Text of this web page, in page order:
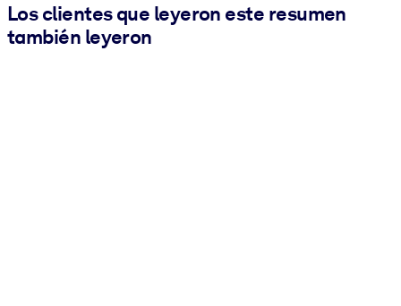
Los clientes que leyeron este resumen
también leyeron